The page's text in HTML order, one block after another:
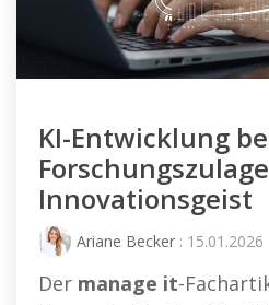
KI-Entwicklung
Innovationsgeist
Ariane Becker : 15.01.2026
Der manage it-